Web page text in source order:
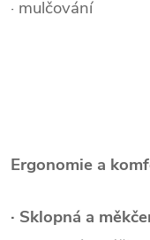
· mulčování
Ergonomie a
· Sklopná a